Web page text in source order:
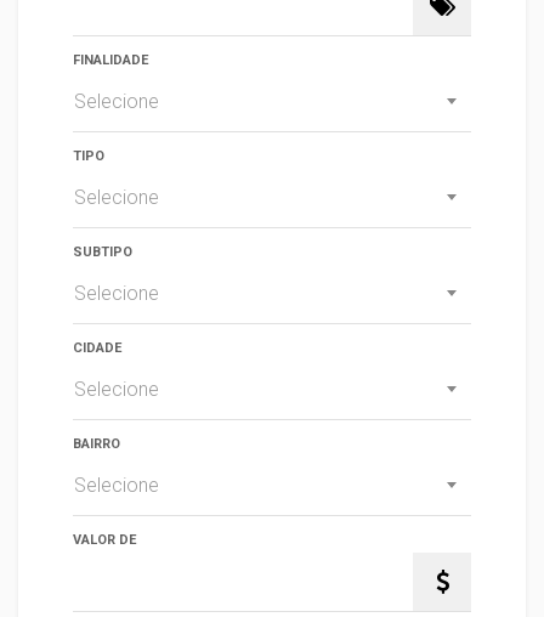
FINALIDADE
Selecione
TIPO
Selecione
SUBTIPO
Selecione
CIDADE
Selecione
BAIRRO
Selecione
VALOR DE